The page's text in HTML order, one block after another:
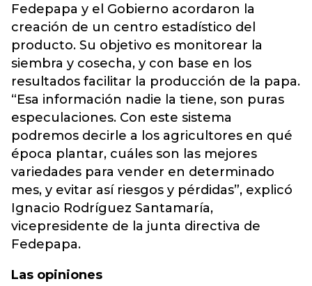
Fedepapa y el Gobierno acordaron la
creación de un centro estadístico del
producto. Su objetivo es monitorear la
siembra y cosecha, y con base en los
resultados facilitar la producción de la papa.
“Esa información nadie la tiene, son puras
especulaciones. Con este sistema
podremos decirle a los agricultores en qué
época plantar, cuáles son las mejores
variedades para vender en determinado
mes, y evitar así riesgos y pérdidas”, explicó
Ignacio Rodríguez Santamaría,
vicepresidente de la junta directiva de
Fedepapa.
Las opiniones